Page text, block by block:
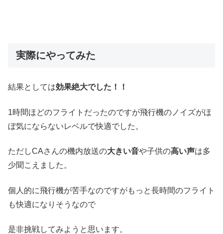
実際にやってみた
結果としては効果絶大でした！！
1時間ほどのフライトだったのですが飛行機のノイズがほ
ぼ気にならないレベルで快適でした。
ただしCAさんの機内放送の大きい音や子供の高い声は多
少聞こえました。
個人的に飛行機が苦手なのですがもっと長時間のフライト
も快適になりそうなので
是非挑戦してみようと思います。